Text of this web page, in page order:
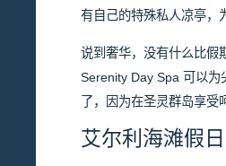
有自己的特殊私人凉亭，
说到奢华，没有什么比假
Serenity Day Spa 可以为
了，因为在圣灵群岛享受
艾尔利海滩假